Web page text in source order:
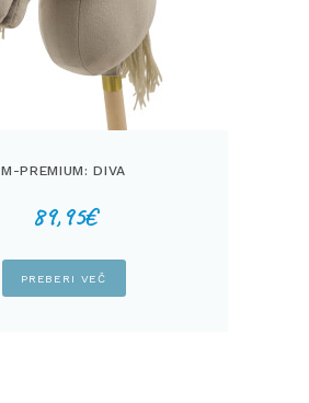
M-PREMIUM: DIVA
89,95€
PREBERI VEČ